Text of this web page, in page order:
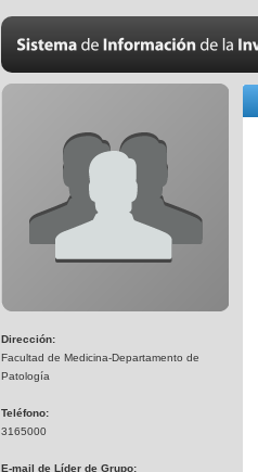
Dirección:
Facultad de Medicina-Departamento de
Patología
Teléfono:
3165000
E-mail de Líder de Grupo: